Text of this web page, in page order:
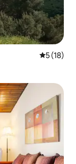
Keskmine
5 (18)